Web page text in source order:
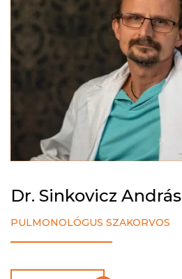
Dr. Sinkovicz András
PULMONOLÓGUS SZAKORVOS